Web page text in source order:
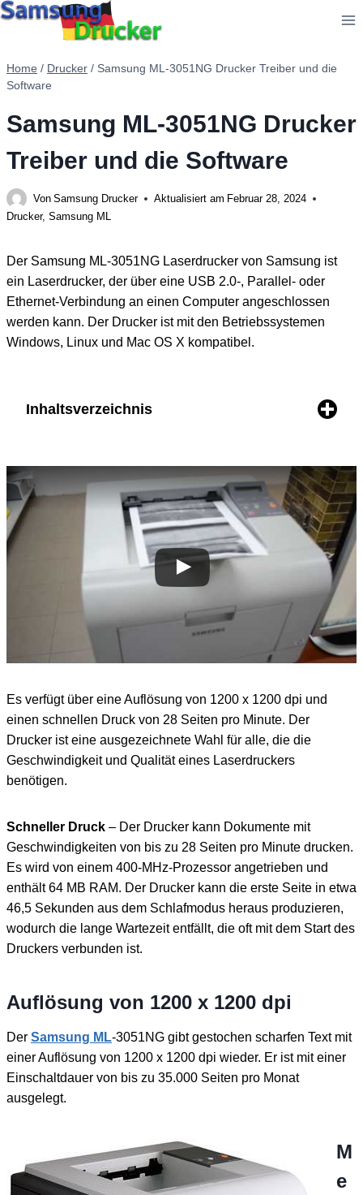
Zum
Home / Drucker / Samsung ML-3051NG Drucker Treiber und die
Software
Samsung ML-3051NG Drucker
Treiber und die Software
Von Samsung Drucker Aktualisiert am Februar 28, 2024
Drucker, Samsung ML
Der Samsung ML-3051NG Laserdrucker von Samsung ist
ein Laserdrucker, der über eine USB 2.0-, Parallel- oder
Ethernet-Verbindung an einen Computer angeschlossen
werden kann. Der Drucker ist mit den Betriebssystemen
Windows, Linux und Mac OS X kompatibel.
Inhaltsverzeichnis
Es verfügt über eine Auflösung von 1200 x 1200 dpi und
einen schnellen Druck von 28 Seiten pro Minute. Der
Drucker ist eine ausgezeichnete Wahl für alle, die die
Geschwindigkeit und Qualität eines Laserdruckers
benötigen.
Schneller Druck – Der Drucker kann Dokumente mit
Geschwindigkeiten von bis zu 28 Seiten pro Minute drucken.
Es wird von einem 400-MHz-Prozessor angetrieben und
enthält 64 MB RAM. Der Drucker kann die erste Seite in etwa
46,5 Sekunden aus dem Schlafmodus heraus produzieren,
wodurch die lange Wartezeit entfällt, die oft mit dem Start des
Druckers verbunden ist.
Auflösung von 1200 x 1200 dpi
Der Samsung ML-3051NG gibt gestochen scharfen Text mit
einer Auflösung von 1200 x 1200 dpi wieder. Er ist mit einer
Einschaltdauer von bis zu 35.000 Seiten pro Monat
ausgelegt.
M
e